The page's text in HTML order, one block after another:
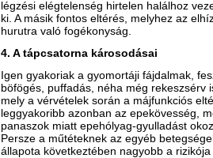
légzési elégtelenség hirtelen halálhoz
ki. A másik fontos eltérés, melyhez az
hurutra való fogékonyság.
4. A tápcsatorna károsodásai
Igen gyakoriak a gyomortáji fájdalmak,
böfögés, puffadás, néha még rekeszsérv
mely a vérvételek során a májfunkciós
leggyakoribb azonban az epekövesség,
panaszok miatt epehólyag-gyulladást
Persze a műtéteknek az egyéb
állapota következtében nagyobb a rizikója